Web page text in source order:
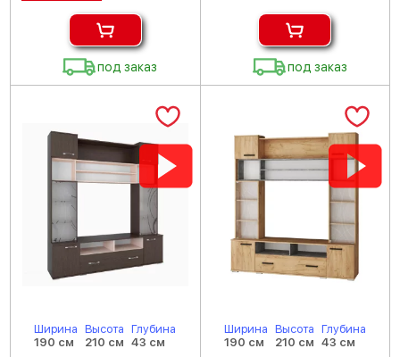
под заказ под заказ
Ширина
190 см
Высота
210 см
Глубина
43 см
Ширина
190 см
Высота
210 см
Глубина
43 см